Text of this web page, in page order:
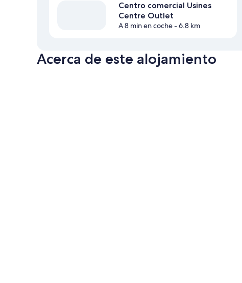
Centro comercial Usines
Centre Outlet
A 8 min en coche- 6.8 km
Acerca de este alojamiento